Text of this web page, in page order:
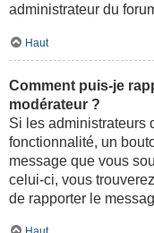
administrateur du
Haut
Comment puis-je
modérateur ?
Si les administrateurs
fonctionnalité, un
message que vous
celui-ci, vous
de rapporter le